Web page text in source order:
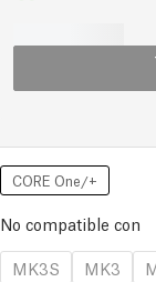
CORE One/+
No compatible con
MK3S
MK3